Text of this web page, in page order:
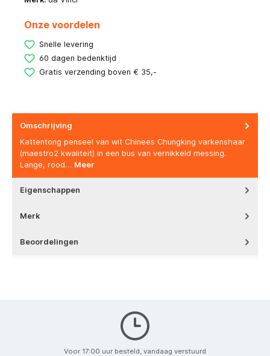
Onze voordelen
Snelle levering
60 dagen bedenktijd
Gratis verzending boven € 35,-
Omschrijving
Kattentong penseel van wit Chinees Chungking varkenshaar
(maestro2 kwaliteit) in een bus van vernikkeld messing.
Lange, rood… Meer
Eigenschappen
Merk
Beoordelingen
Voor 17:00 uur besteld, vandaag verstuurd